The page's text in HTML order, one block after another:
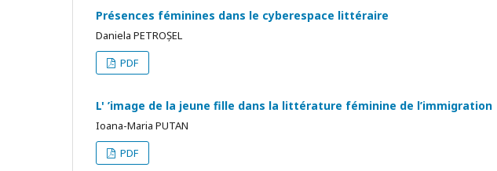
Présences féminines dans le cyberespace littéraire
Daniela PETROȘEL
PDF
L' ’image de la jeune fille dans la littérature féminine de l’immigration
Ioana-Maria PUTAN
PDF